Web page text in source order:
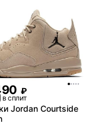
₽
в сплит
Jordan Courtside